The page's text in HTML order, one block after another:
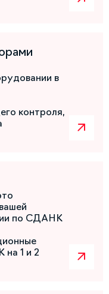
в
контроля,
по СДАНК
на 1 и 2